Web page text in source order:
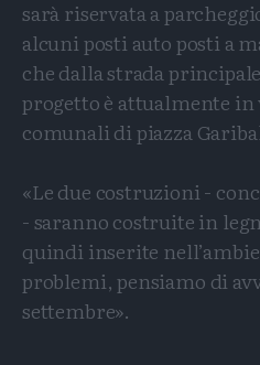
sarà riservata a
alcuni posti auto posti a
che dalla strada
progetto è attualmente
comunali di piazza
«Le due costruzioni -
- saranno costruite in
quindi inserite
problemi, pensiamo di
settembre».